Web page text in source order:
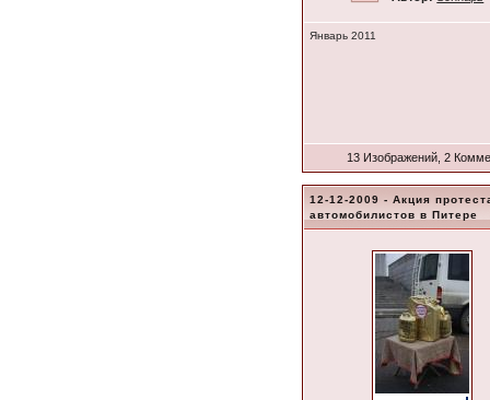
Январь 2011
13 Изображений, 2
12-12-2009 - Акция
автомобилистов в Питере